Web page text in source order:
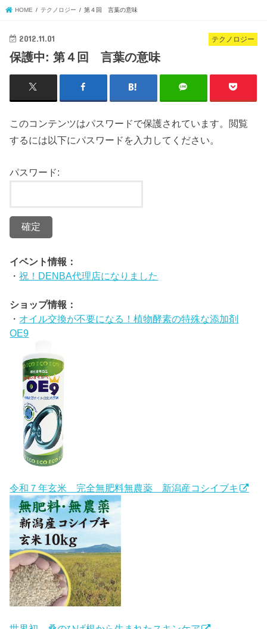
HOME テクノロジー 第４回 言葉の意味
テクノロジー
2012.11.01
保護中: 第４回 言葉の意味
このコンテンツはパスワードで保護されています。閲覧
するには以下にパスワードを入力してください。
パスワード:
イベント情報：
・祝！DENBA代理店になりました
ショップ情報：
・ オイル交換が不要になる！植物酵素の特殊な添加剤
OE9
令和７年玄米 完全無肥料無農薬 新潟産コシイブキ